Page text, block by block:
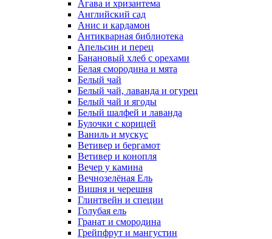
Агава и хризантема
Английский сад
Анис и кардамон
Антикварная библиотека
Апельсин и перец
Банановый хлеб с орехами
Белая смородина и мята
Белый чай
Белый чай, лаванда и огурец
Белый чай и ягоды
Белый шалфей и лаванда
Булочки с корицей
Ваниль и мускус
Ветивер и бергамот
Ветивер и конопля
Вечер у камина
Вечнозелёная Ель
Вишня и черешня
Глинтвейн и специи
Голубая ель
Гранат и смородина
Грейпфрут и мангустин